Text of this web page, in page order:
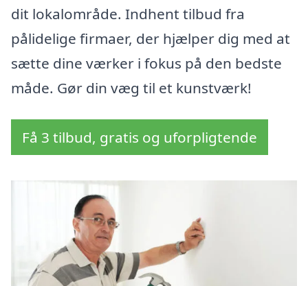
dit lokalområde. Indhent tilbud fra
pålidelige firmaer, der hjælper dig med at
sætte dine værker i fokus på den bedste
måde. Gør din væg til et kunstværk!
Få 3 tilbud, gratis og uforpligtende